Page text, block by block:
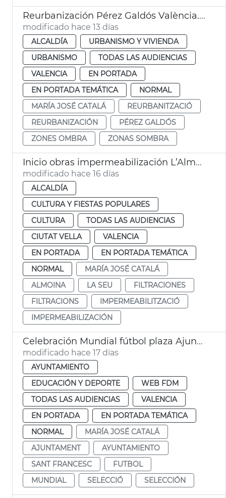
Reurbanización Pérez Galdós València. Zonas sombra
modificado hace 13 días
ALCALDÍA
URBANISMO Y VIVIENDA
URBANISMO
TODAS LAS AUDIENCIAS
VALENCIA
EN PORTADA
EN PORTADA TEMÁTICA
NORMAL
MARÍA JOSÉ CATALÁ
REURBANITZACIÓ
REURBANIZACIÓN
PÉREZ GALDÓS
ZONES OMBRA
ZONAS SOMBRA
Inicio obras impermeabilización L’Almoina València
modificado hace 16 días
ALCALDÍA
CULTURA Y FIESTAS POPULARES
CULTURA
TODAS LAS AUDIENCIAS
CIUTAT VELLA
VALENCIA
EN PORTADA
EN PORTADA TEMÁTICA
NORMAL
MARÍA JOSÉ CATALÁ
ALMOINA
LA SEU
FILTRACIONES
FILTRACIONS
IMPERMEABILITZACIÓ
IMPERMEABILIZACIÓN
Celebración Mundial fútbol plaza Ajuntament València
modificado hace 17 días
AYUNTAMIENTO
EDUCACIÓN Y DEPORTE
WEB FDM
TODAS LAS AUDIENCIAS
VALENCIA
EN PORTADA
EN PORTADA TEMÁTICA
NORMAL
MARÍA JOSÉ CATALÁ
AJUNTAMENT
AYUNTAMIENTO
SANT FRANCESC
FUTBOL
MUNDIAL
SELECCIÓ SELECCIÓN